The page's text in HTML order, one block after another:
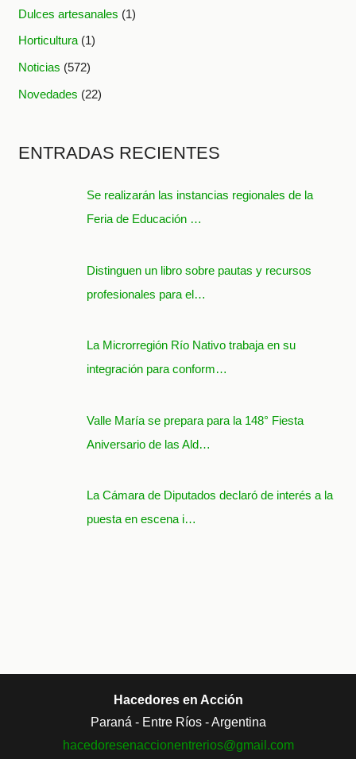
Dulces artesanales (1)
Horticultura (1)
Noticias (572)
Novedades (22)
ENTRADAS RECIENTES
Se realizarán las instancias regionales de la
Feria de Educación …
Distinguen un libro sobre pautas y recursos
profesionales para el…
La Microrregión Río Nativo trabaja en su
integración para conform…
Valle María se prepara para la 148° Fiesta
Aniversario de las Ald…
La Cámara de Diputados declaró de interés a la
puesta en escena i…
Hacedores en Acción
Paraná - Entre Ríos - Argentina
hacedoresenaccionentrerios@gmail.com